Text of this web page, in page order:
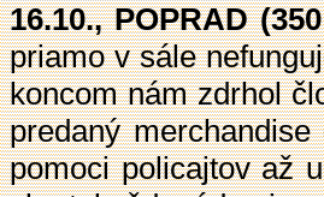
16.10., POPRAD
priamo v sále
koncom nám zdrhol
predaný
pomoci policajtov až